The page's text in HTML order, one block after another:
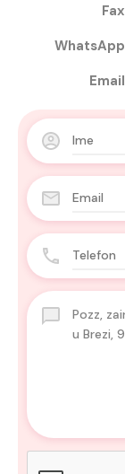
Fax
WhatsApp
Email